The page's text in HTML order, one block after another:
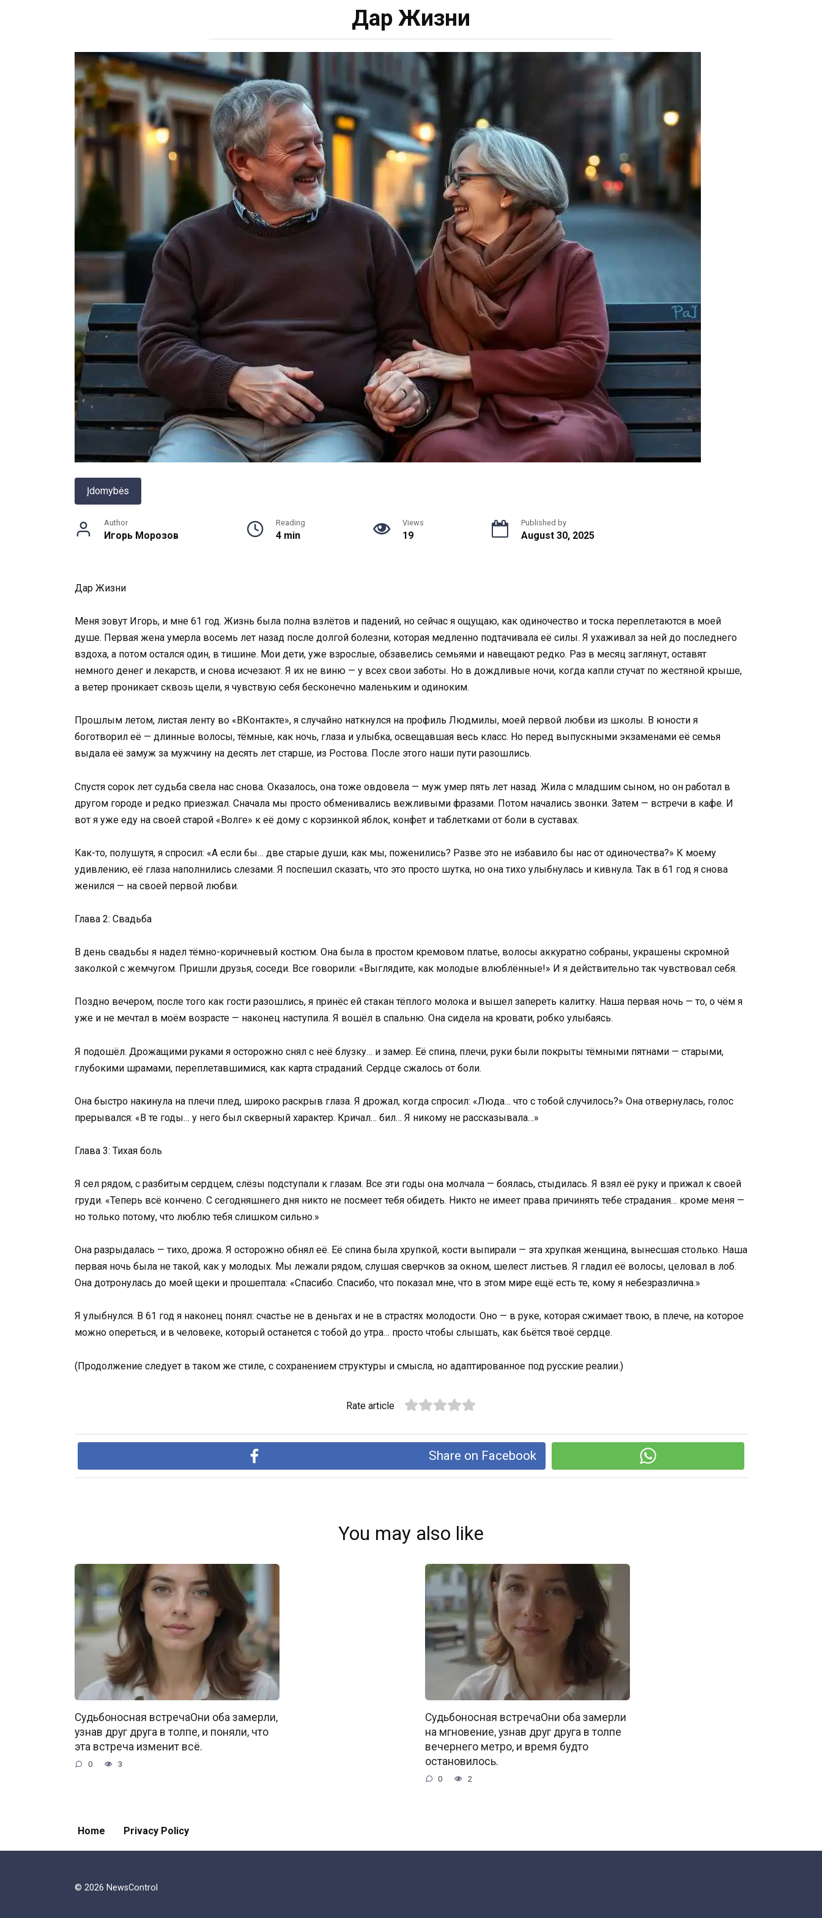
Дар Жизни
Įdomybės
Author
Игорь Морозов
Reading
4 min
Views
19
Published by
August 30, 2025
Дар Жизни
Меня зовут Игорь, и мне 61 год. Жизнь была полна взлётов и падений, но сейчас я ощущаю, как одиночество и тоска переплетаются в моей
душе. Первая жена умерла восемь лет назад после долгой болезни, которая медленно подтачивала её силы. Я ухаживал за ней до последнего
вздоха, а потом остался один, в тишине. Мои дети, уже взрослые, обзавелись семьями и навещают редко. Раз в месяц заглянут, оставят
немного денег и лекарств, и снова исчезают. Я их не виню — у всех свои заботы. Но в дождливые ночи, когда капли стучат по жестяной крыше,
а ветер проникает сквозь щели, я чувствую себя бесконечно маленьким и одиноким.
Прошлым летом, листая ленту во «ВКонтакте», я случайно наткнулся на профиль Людмилы, моей первой любви из школы. В юности я
боготворил её — длинные волосы, тёмные, как ночь, глаза и улыбка, освещавшая весь класс. Но перед выпускными экзаменами её семья
выдала её замуж за мужчину на десять лет старше, из Ростова. После этого наши пути разошлись.
Спустя сорок лет судьба свела нас снова. Оказалось, она тоже овдовела — муж умер пять лет назад. Жила с младшим сыном, но он работал в
другом городе и редко приезжал. Сначала мы просто обменивались вежливыми фразами. Потом начались звонки. Затем — встречи в кафе. И
вот я уже еду на своей старой «Волге» к её дому с корзинкой яблок, конфет и таблетками от боли в суставах.
Как-то, полушутя, я спросил: «А если бы… две старые души, как мы, поженились? Разве это не избавило бы нас от одиночества?» К моему
удивлению, её глаза наполнились слезами. Я поспешил сказать, что это просто шутка, но она тихо улыбнулась и кивнула. Так в 61 год я снова
женился — на своей первой любви.
Глава 2: Свадьба
В день свадьбы я надел тёмно-коричневый костюм. Она была в простом кремовом платье, волосы аккуратно собраны, украшены скромной
заколкой с жемчугом. Пришли друзья, соседи. Все говорили: «Выглядите, как молодые влюблённые!» И я действительно так чувствовал себя.
Поздно вечером, после того как гости разошлись, я принёс ей стакан тёплого молока и вышел запереть калитку. Наша первая ночь — то, о чём я
уже и не мечтал в моём возрасте — наконец наступила. Я вошёл в спальню. Она сидела на кровати, робко улыбаясь.
Я подошёл. Дрожащими руками я осторожно снял с неё блузку… и замер. Её спина, плечи, руки были покрыты тёмными пятнами — старыми,
глубокими шрамами, переплетавшимися, как карта страданий. Сердце сжалось от боли.
Она быстро накинула на плечи плед, широко раскрыв глаза. Я дрожал, когда спросил: «Люда… что с тобой случилось?» Она отвернулась, голос
прерывался: «В те годы… у него был скверный характер. Кричал… бил… Я никому не рассказывала…»
Глава 3: Тихая боль
Я сел рядом, с разбитым сердцем, слёзы подступали к глазам. Все эти годы она молчала — боялась, стыдилась. Я взял её руку и прижал к своей
груди. «Теперь всё кончено. С сегодняшнего дня никто не посмеет тебя обидеть. Никто не имеет права причинять тебе страдания… кроме меня —
но только потому, что люблю тебя слишком сильно.»
Она разрыдалась — тихо, дрожа. Я осторожно обнял её. Её спина была хрупкой, кости выпирали — эта хрупкая женщина, вынесшая столько. Наша
первая ночь была не такой, как у молодых. Мы лежали рядом, слушая сверчков за окном, шелест листьев. Я гладил её волосы, целовал в лоб.
Она дотронулась до моей щеки и прошептала: «Спасибо. Спасибо, что показал мне, что в этом мире ещё есть те, кому я небезразлична.»
Я улыбнулся. В 61 год я наконец понял: счастье не в деньгах и не в страстях молодости. Оно — в руке, которая сжимает твою, в плече, на которое
можно опереться, и в человеке, который останется с тобой до утра… просто чтобы слышать, как бьётся твоё сердце.
(Продолжение следует в таком же стиле, с сохранением структуры и смысла, но адаптированное под русские реалии.)
Rate article
Share on Facebook
You may also like
Судьбоносная встречаОни оба замерли,
узнав друг друга в толпе, и поняли, что
эта встреча изменит всё.
0 3
Судьбоносная встречаОни оба замерли
на мгновение, узнав друг друга в толпе
вечернего метро, и время будто
остановилось.
0 2
Home Privacy Policy
© 2026 NewsControl